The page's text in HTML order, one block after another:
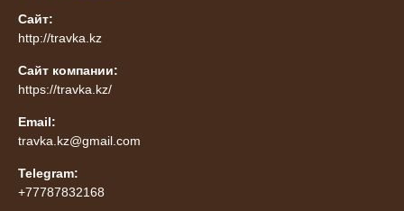
Сайт:
http://travka.kz
Сайт компании:
https://travka.kz/
Email:
travka.kz@gmail.com
Telegram:
+77787832168